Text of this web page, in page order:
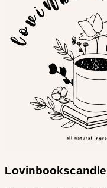
Lovinbookscandle